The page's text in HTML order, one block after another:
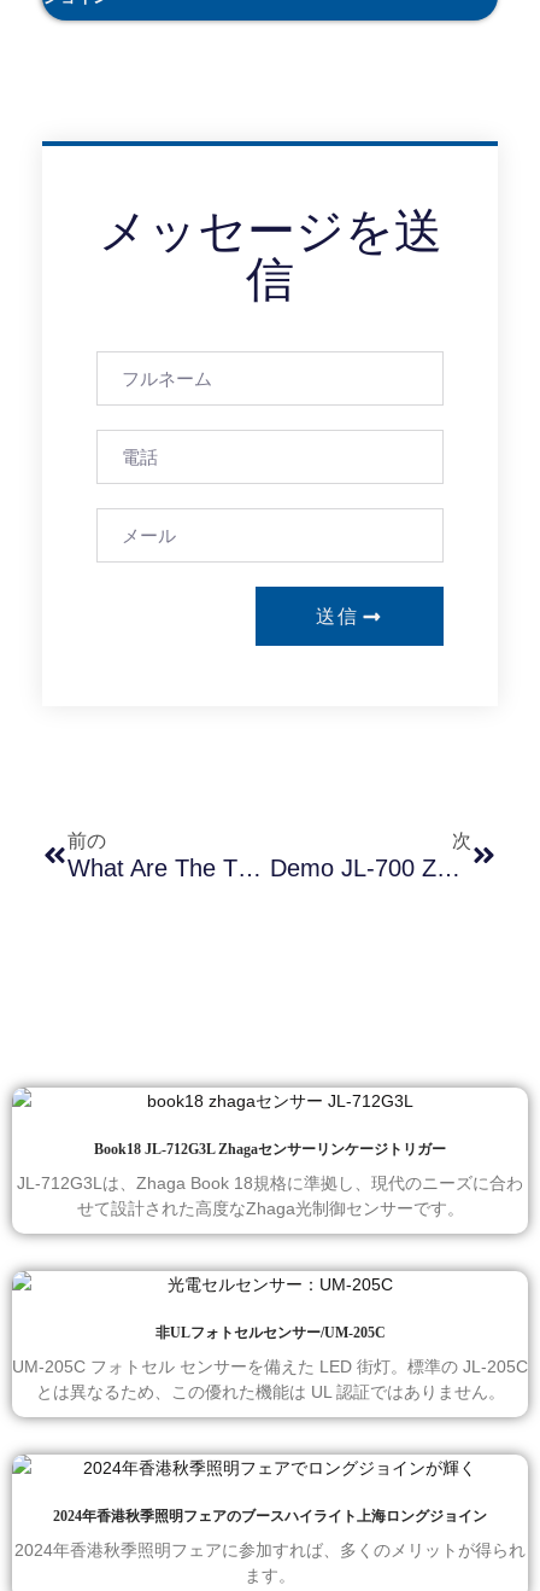
メッセージを送
信
送信
前の
What Are The Three Products Of LONG-JOIN That Obtained The Zhaga Certificate First?
次
Demo JL-700 Zhaga Socket
Book18 JL-712G3L Zhagaセンサーリンケージトリガー
JL-712G3Lは、Zhaga Book 18規格に準拠し、現代のニーズに合わ
せて設計された高度なZhaga光制御センサーです。
非ULフォトセルセンサー/UM-205C
UM-205C フォトセル センサーを備えた LED 街灯。標準の JL-205C
とは異なるため、この優れた機能は UL 認証ではありません。
2024年香港秋季照明フェアのブースハイライト上海ロングジョイン
2024年香港秋季照明フェアに参加すれば、多くのメリットが得られ
ます。